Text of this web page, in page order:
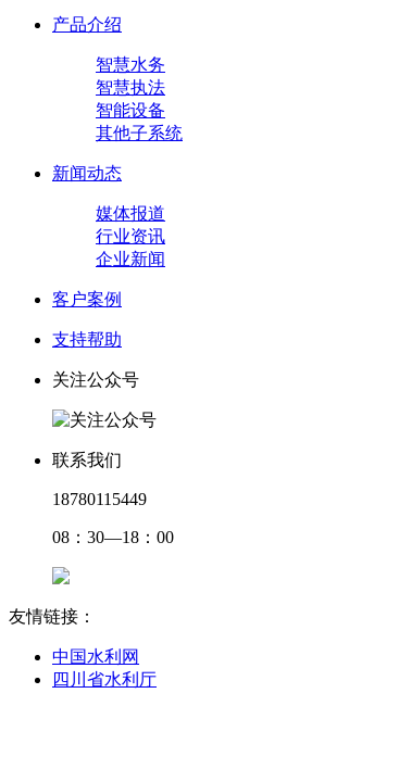
产品介绍
智慧水务
智慧执法
智能设备
其他子系统
新闻动态
媒体报道
行业资讯
企业新闻
客户案例
支持帮助
关注公众号
联系我们
18780115449
08：30—18：00
友情链接：
中国水利网
四川省水利厅